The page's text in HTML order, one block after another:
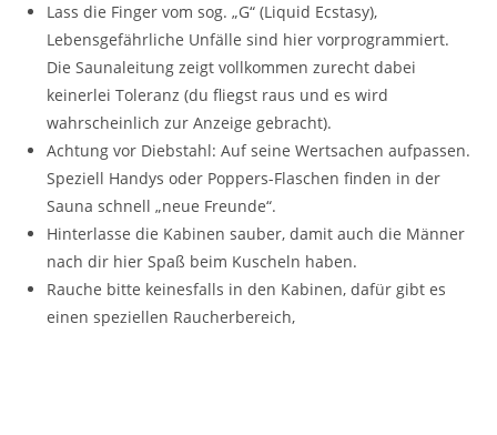
Lass die Finger vom sog. „G“ (Liquid Ecstasy),
Lebensgefährliche Unfälle sind hier vorprogrammiert.
Die Saunaleitung zeigt vollkommen zurecht dabei
keinerlei Toleranz (du fliegst raus und es wird
wahrscheinlich zur Anzeige gebracht).
Achtung vor Diebstahl: Auf seine Wertsachen aufpassen.
Speziell Handys oder Poppers-Flaschen finden in der
Sauna schnell „neue Freunde“.
Hinterlasse die Kabinen sauber, damit auch die Männer
nach dir hier Spaß beim Kuscheln haben.
Rauche bitte keinesfalls in den Kabinen, dafür gibt es
einen speziellen Raucherbereich,